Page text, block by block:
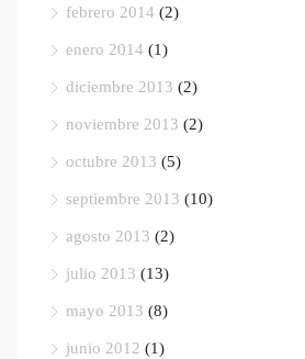
febrero 2014 (2)
enero 2014 (1)
diciembre 2013 (2)
noviembre 2013 (2)
octubre 2013 (5)
septiembre 2013 (10)
agosto 2013 (2)
julio 2013 (13)
mayo 2013 (8)
junio 2012 (1)